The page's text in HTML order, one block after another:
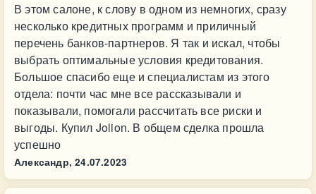
В этом салоне, к слову в одном из немногих, сразу
несколько кредитных программ и приличный
перечень банков-партнеров. Я так и искал, чтобы
выбрать оптимальные условия кредитования.
Большое спасибо еще и специалистам из этого
отдела: почти час мне все рассказывали и
показывали, помогали рассчитать все риски и
выгоды. Купил Jolion. В общем сделка прошла
успешно
Александр, 24.07.2023